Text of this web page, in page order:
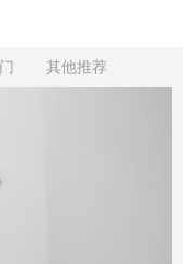
其他推荐